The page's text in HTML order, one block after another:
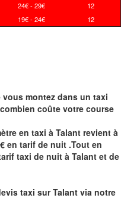
24€ - 29€
12
19€ - 24€ 12
montez dans un taxi
coûte votre course
en taxi à Talant revient à
en tarif de nuit .Tout en
taxi de nuit à Talant et de
taxi surTalant via notre